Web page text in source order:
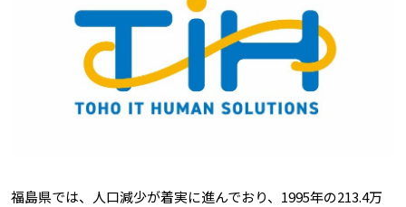
福島県では、人口減少が着実に進んでおり、1995年の213.4万